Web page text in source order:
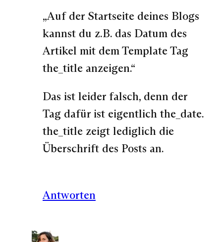
„Auf der Startseite deines Blogs
kannst du z.B. das Datum des
Artikel mit dem Template Tag
the_title anzeigen.“
Das ist leider falsch, denn der
Tag dafür ist eigentlich the_date.
the_title zeigt lediglich die
Überschrift des Posts an.
Antworten